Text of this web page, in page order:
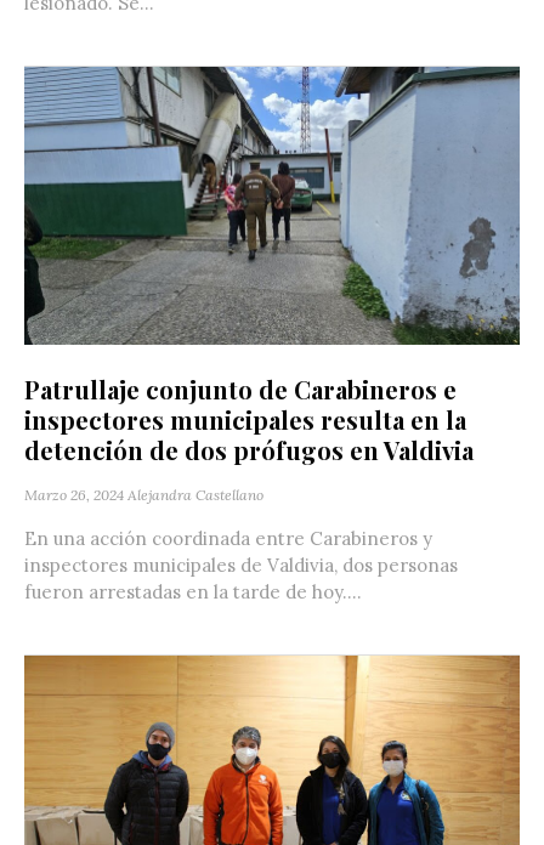
Patrullaje conjunto de Carabineros e
inspectores municipales resulta en la
detención de dos prófugos en Valdivia
Marzo 26, 2024 Alejandra Castellano
En una acción coordinada entre Carabineros y
inspectores municipales de Valdivia, dos personas
fueron arrestadas en la tarde de hoy....